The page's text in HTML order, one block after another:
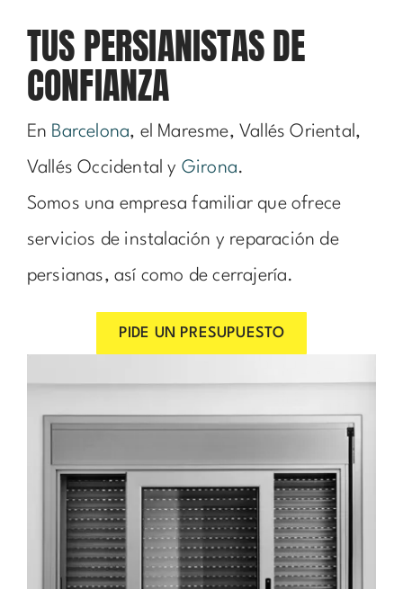
TUS PERSIANISTAS DE
CONFIANZA
En Barcelona, el Maresme, Vallés Oriental,
Vallés Occidental y Girona.
Somos una empresa familiar que ofrece
servicios de instalación y reparación de
persianas, así como de cerrajería.
PIDE UN PRESUPUESTO